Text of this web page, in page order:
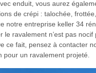
enduit, vous aurez
de crépi : talochée,
notre entreprise keller 34
le ravalement n’est pas nocif
ce fait, pensez à contacter
pour un ravalement projeté.